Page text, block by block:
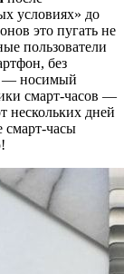
условиях» до
это пугать не
пользователи
без
— носимый
смарт-часов —
нескольких дней
смарт-часы